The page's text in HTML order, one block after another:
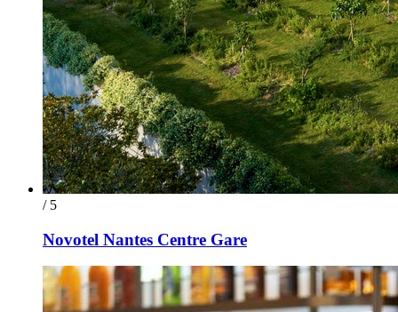
/ 5
Novotel Nantes Centre Gare